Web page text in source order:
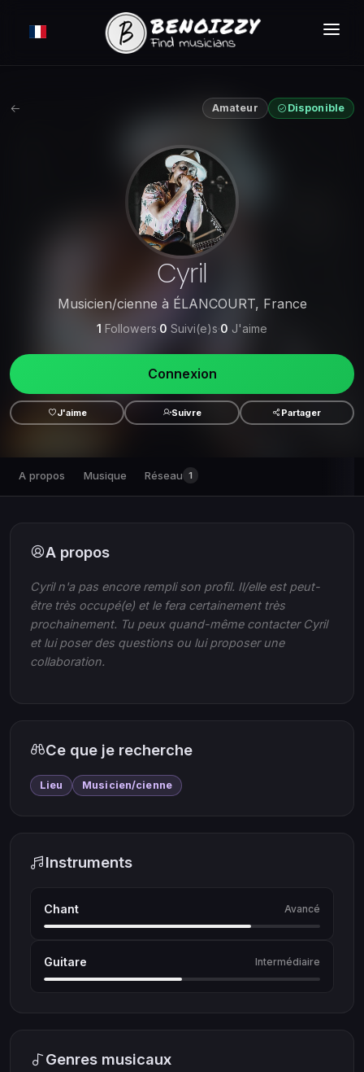
INSCRIPTION GRATUITE
Amateur Disponible
Cyril
Musicien/cienne à ÉLANCOURT, France
1 Followers·0 Suivi(e)s·0 J'aime
Connexion
J'aime Suivre Partager
A propos Musique Réseau 1
A propos
Cyril n'a pas encore rempli son profil. Il/elle est peut-
être très occupé(e) et le fera certainement très
prochainement. Tu peux quand-même contacter Cyril
et lui poser des questions ou lui proposer une
collaboration.
Ce que je recherche
Lieu Musicien/cienne
Instruments
Chant Avancé
Guitare Intermédiaire
Genres musicaux